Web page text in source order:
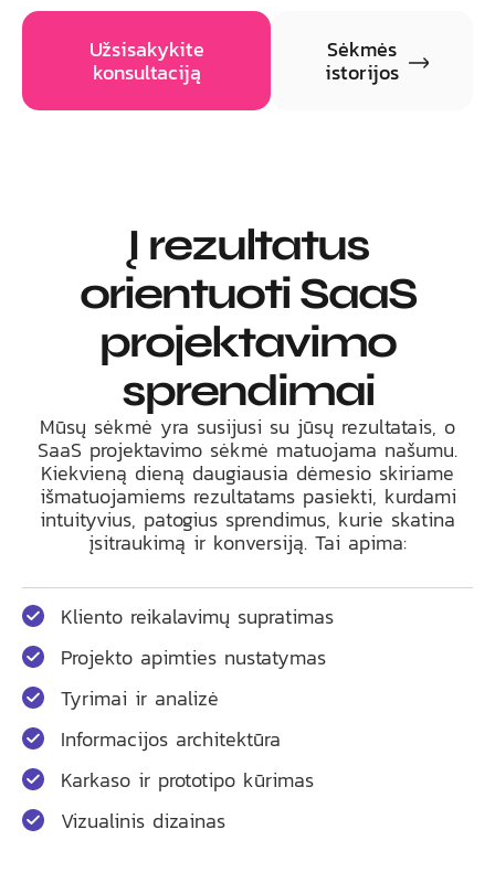
Užsisakykite
konsultaciją
Sėkmės
istorijos
Į rezultatus
orientuoti SaaS
projektavimo
sprendimai
Mūsų sėkmė yra susijusi su jūsų rezultatais, o
SaaS projektavimo sėkmė matuojama našumu.
Kiekvieną dieną daugiausia dėmesio skiriame
išmatuojamiems rezultatams pasiekti, kurdami
intuityvius, patogius sprendimus, kurie skatina
įsitraukimą ir konversiją. Tai apima:
Kliento reikalavimų supratimas
Projekto apimties nustatymas
Tyrimai ir analizė
Informacijos architektūra
Karkaso ir prototipo kūrimas
Vizualinis dizainas